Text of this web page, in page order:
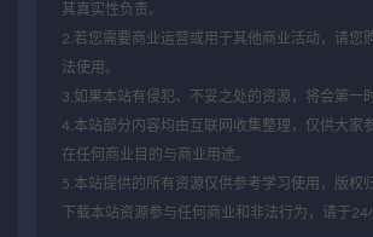
其真实性负责。
2.若您需要商业运营或用于其他商业活动，请您
法使用。
3.如果本站有侵犯、不妥之处的资源，将会第一
4.本站部分内容均由互联网收集整理，仅供大家
在任何商业目的与商业用途。
5.本站提供的所有资源仅供参考学习使用，版权
下载本站资源参与任何商业和非法行为，请于24